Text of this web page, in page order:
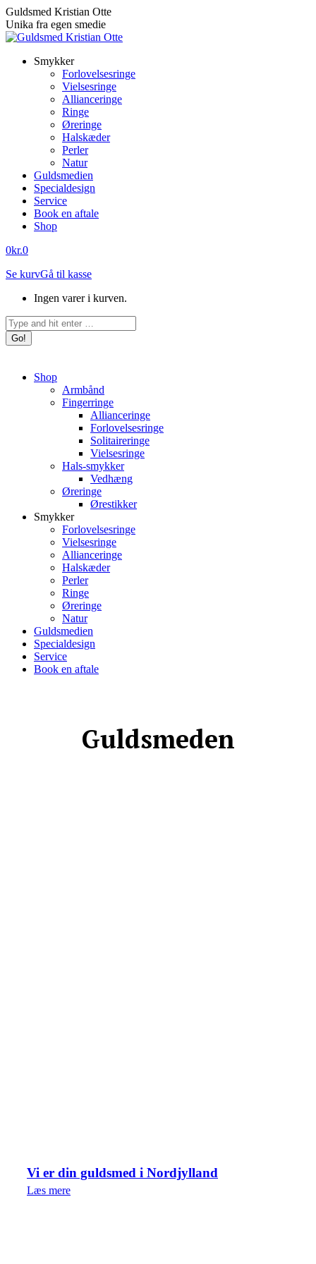
Skip
to
content
Guldsmed Kristian Otte
Unika fra egen smedie
Smykker
Forlovelsesringe
Vielsesringe
Allianceringe
Ringe
Øreringe
Halskæder
Perler
Natur
Guldsmedien
Specialdesign
Service
Book en aftale
Shop
0kr.0
Se kurvGå til kasse
Ingen varer i kurven.
Search:
Shop
Armbånd
Fingerringe
Allianceringe
Forlovelsesringe
Solitaireringe
Vielsesringe
Hals-smykker
Vedhæng
Øreringe
Ørestikker
Smykker
Forlovelsesringe
Vielsesringe
Allianceringe
Halskæder
Perler
Ringe
Øreringe
Natur
Guldsmedien
Specialdesign
Service
Book en aftale
Guldsmeden
Vi er din guldsmed i Nordjylland
Læs mere